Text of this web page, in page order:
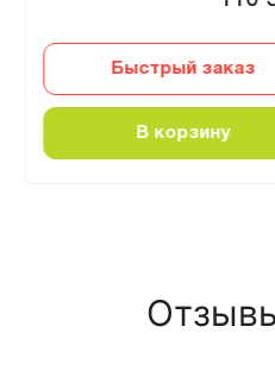
Быстрый заказ
В корзину